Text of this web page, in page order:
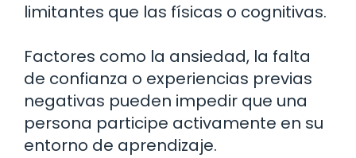
limitantes que las físicas o cognitivas.
Factores como la ansiedad, la falta
de confianza o experiencias previas
negativas pueden impedir que una
persona participe activamente en su
entorno de aprendizaje.